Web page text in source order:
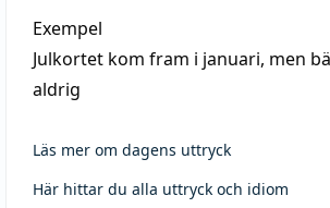
Exempel
Julkortet kom fram i januari, men
aldrig
Läs mer om dagens uttryck
Här hittar du alla uttryck och idiom